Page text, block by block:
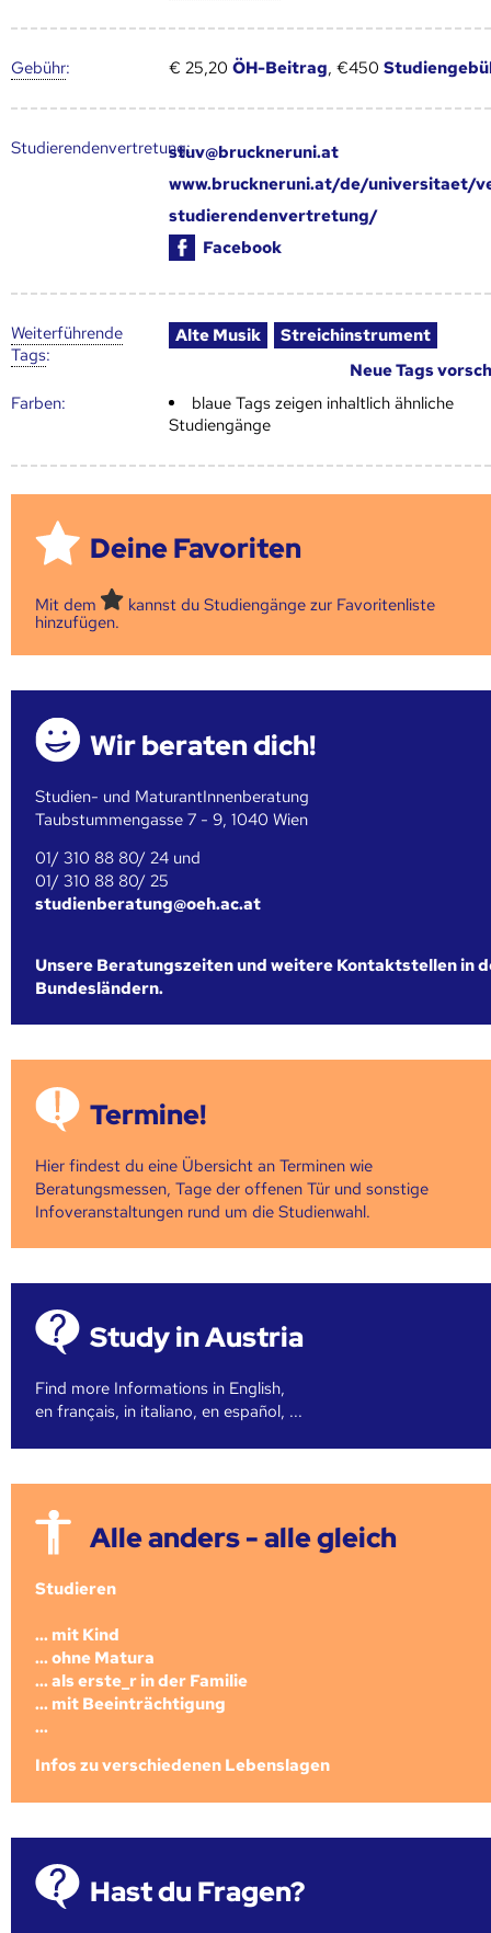
Gebühr: € 25,20ÖH-Beitrag, €450
Studierendenvertretung:stuv@bruckneruni.at
www.bruckneruni.at/de/universitaet/
studierendenvertretung/
Facebook
Weiter­führende
Tags:
Alte Musik
Streichinstrument
Neue Tags
Farben:
blaue Tags zeigen inhaltlich ähnliche
Studiengänge
Deine Favoriten
Mit dem
kannst du Studiengänge zur Favoritenliste
hinzufügen.
Wir beraten dich!
Studien- und MaturantInnenberatung
Taubstummengasse 7 - 9, 1040 Wien
01/ 310 88 80/ 24 und
01/ 310 88 80/ 25
studienberatung@oeh.ac.at
Unsere Beratungszeiten und weitere Kontaktstellen in
Bundesländern.
Termine!
Hier findest du eine Übersicht an Terminen wie
Beratungsmessen, Tage der offenen Tür und sonstige
Infoveranstaltungen rund um die Studienwahl.
Study in Austria
Find more Informations in English,
en français, in italiano, en español, ...
Alle anders - alle gleich
Studieren
... mit Kind
... ohne Matura
... als erste_r in der Familie
... mit Beeinträchtigung
...
Infos zu verschiedenen Lebenslagen
Hast du Fragen?